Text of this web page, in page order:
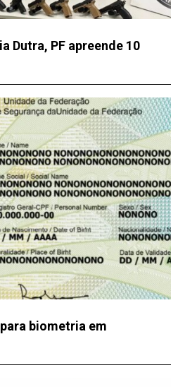
Dutra, PF apreende 10
biometria em